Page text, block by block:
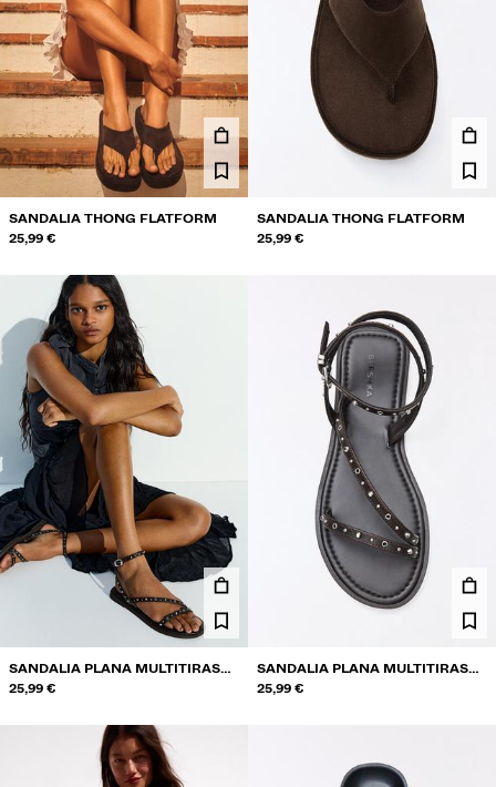
SANDALIA THONG FLATFORM
25,99 €
SANDALIA THONG FLATFORM
25,99 €
SANDALIA PLANA MULTITIRAS
TACHUELAS
25,99 €
SANDALIA PLANA MULTITIRAS
TACHUELAS
25,99 €